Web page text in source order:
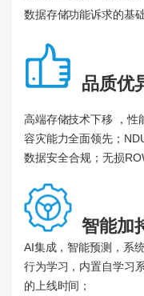
数据存储功能诉求的基
品质优
高端存储技术下移 ，性
容灾能力全面领先；
数据安全合规；无损
智能加
AI集成，智能预测，系
行为学习，内置自学习
的上线时间；